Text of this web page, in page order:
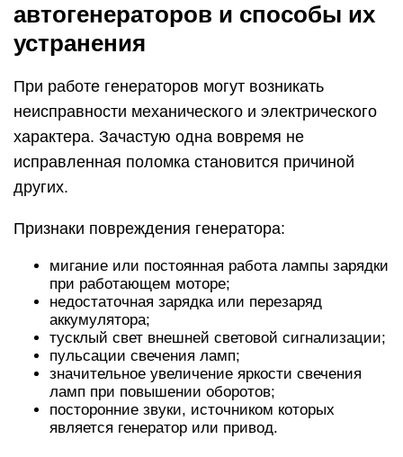
автогенераторов и способы их
устранения
При работе генераторов могут возникать
неисправности механического и электрического
характера. Зачастую одна вовремя не
исправленная поломка становится причиной
других.
Признаки повреждения генератора:
мигание или постоянная работа лампы зарядки
при работающем моторе;
недостаточная зарядка или перезаряд
аккумулятора;
тусклый свет внешней световой сигнализации;
пульсации свечения ламп;
значительное увеличение яркости свечения
ламп при повышении оборотов;
посторонние звуки, источником которых
является генератор или привод.